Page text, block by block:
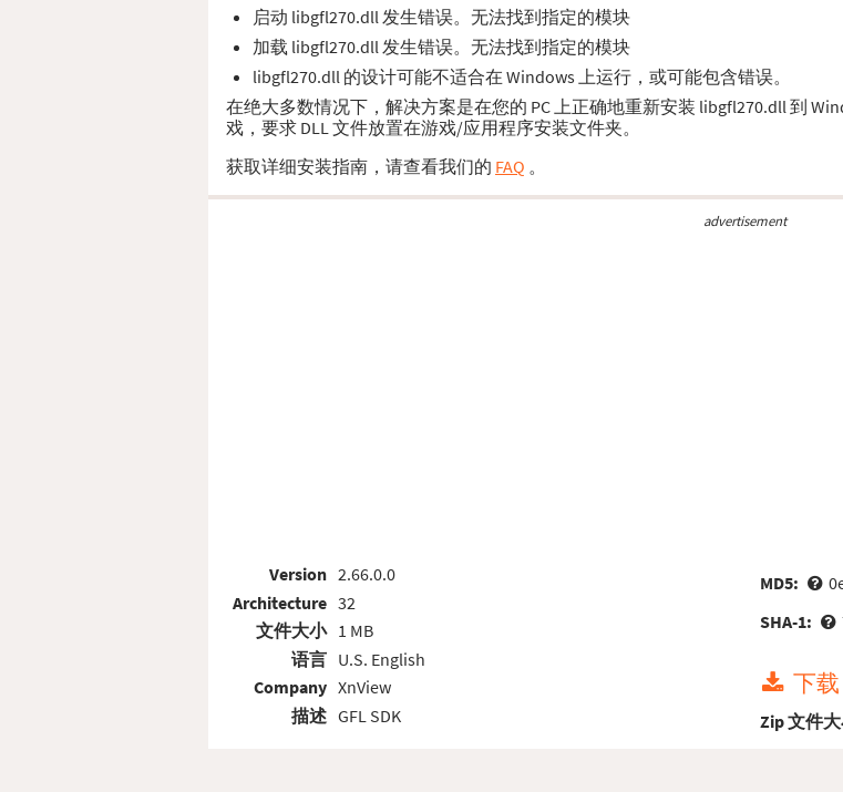
启动 libgfl270.dll 发生错误。无法找到指定的模块
加载 libgfl270.dll 发生错误。无法找到指定的模块
libgfl270.dll 的设计可能不适合在 Windows 上运行，或可能包含错误。
在绝大多数情况下，解决方案是在您的 PC 上正确地重新安装 libgfl270.dll 到
戏，要求 DLL 文件放置在游戏/应用程序安装文件夹。
获取详细安装指南，请查看我们的 FAQ 。
advertisement
Version
Architecture
文件大小
语言
Company
描述
2.66.0.0
32
1 MB
U.S. English
XnView
GFL SDK
MD5:
SHA-1:
下载
Zip 文件